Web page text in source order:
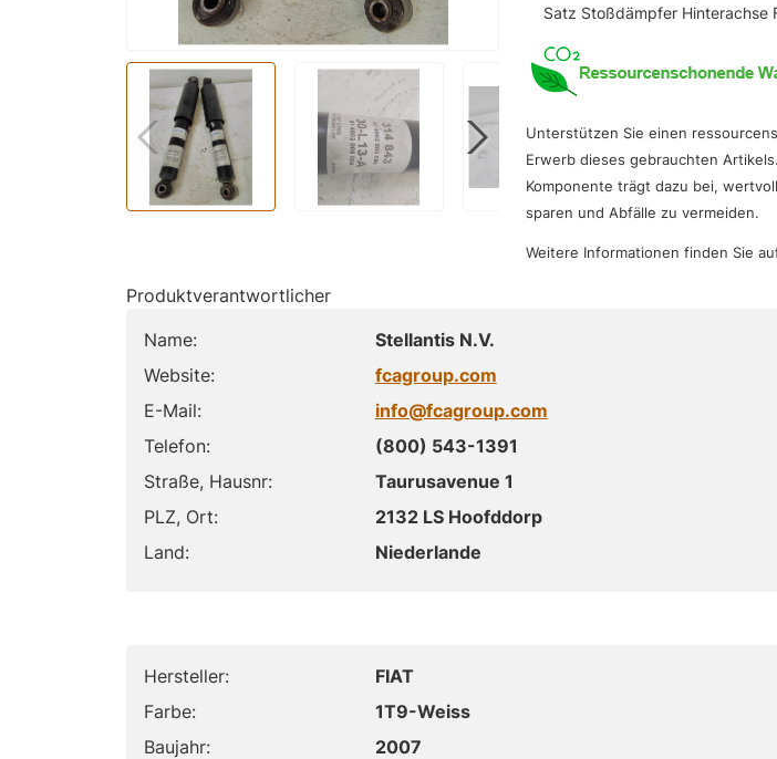
Satz Stoßdämpfer Hinterachse
Unterstützen Sie einen
Erwerb dieses gebrauchten
Komponente trägt dazu bei,
sparen und Abfälle zu vermeiden.
Weitere Informationen finden Sie
Produktverantwortlicher
Name:
Stellantis N.V.
Website:
fcagroup.com
E-Mail:
info@fcagroup.com
Telefon:
(800) 543-1391
Straße, Hausnr:
Taurusavenue 1
PLZ, Ort:
2132 LS Hoofddorp
Land:
Niederlande
Hersteller:
FIAT
Farbe:
1T9-Weiss
Baujahr:
2007